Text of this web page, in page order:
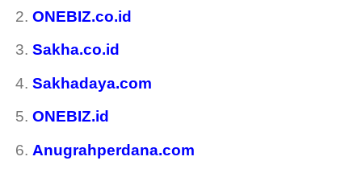
ONEBIZ.co.id
Sakha.co.id
Sakhadaya.com
ONEBIZ.id
Anugrahperdana.com